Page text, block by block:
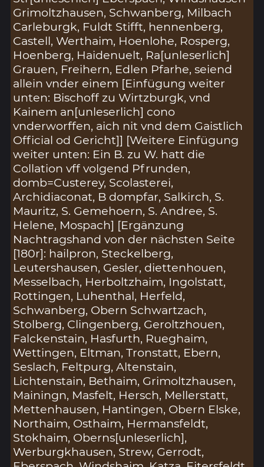
Grimoltzhausen, Schwanberg, Milbach
Carleburgk, Fuldt Stifft, hennenberg,
Castell, Werthaim, Hoenlohe, Rosperg,
Hoenberg, Haidenuelt, Ra[unleserlich]
Grauen, Freihern, Edlen Pfarhe, seiend
allein vnder einem [Einfügung weiter
unten: Bischoff zu Wirtzburgk, vnd
Kainem an[unleserlich] cono
vnderworffen, aich nit vnd dem Gaistlich
Official od Gericht]] [Weitere Einfügung
weiter unten: Ein B. zu W. hatt die
Collation vff volgend Pfrunden,
domb=Custerey, Scolasterei,
Archidiaconat, B dompfar, Salkirch, S.
Mauritz, S. Gemehoern, S. Andree, S.
Helene, Mospach] [Ergänzung
Nachtragshand von der nächsten Seite
[180r]: hailpron, Steckelberg,
Leutershausen, Gesler, diettenhouen,
Messelbach, Herboltzhaim, Ingolstatt,
Rottingen, Luhenthal, Herfeld,
Schwanberg, Obern Schwartzach,
Stolberg, Clingenberg, Geroltzhouen,
Falckenstain, Hasfurth, Rueghaim,
Wettingen, Eltman, Tronstatt, Ebern,
Seslach, Feltpurg, Altenstain,
Lichtenstain, Bethaim, Grimoltzhausen,
Mainingn, Masfelt, Hersch, Mellerstatt,
Mettenhausen, Hantingen, Obern Elske,
Northaim, Osthaim, Hermansfeldt,
Stokhaim, Oberns[unleserlich],
Werburgkhausen, Strew, Gerrodt,